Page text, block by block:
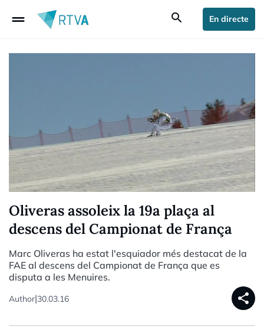
drag_handle search En directe
Oliveras assoleix la 19a plaça al
descens del Campionat de França
Marc Oliveras ha estat l'esquiador més destacat de la
FAE al descens del Campionat de França que es
disputa a les Menuires.
Author|30.03.16 share